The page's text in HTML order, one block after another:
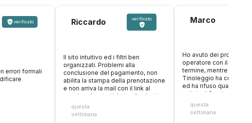
verificato
errori formali
Riccardo verificato
Il sito intuitivo ed i filtri ben
organizzati. Problemi alla
conclusione del pagamento, non
abilita la stampa della prenotazione
e non arriva la mail con il link al
voucher. Aperto ticket sulla chat in
attesa risposta
questa
settimana
Marco
Ho avuto dei problemi
operatore con il
termine, mentre ero in
Tinoleggio ha
ed ha rifuso quanto
anticipo! Grazie ancora
questa
settimana